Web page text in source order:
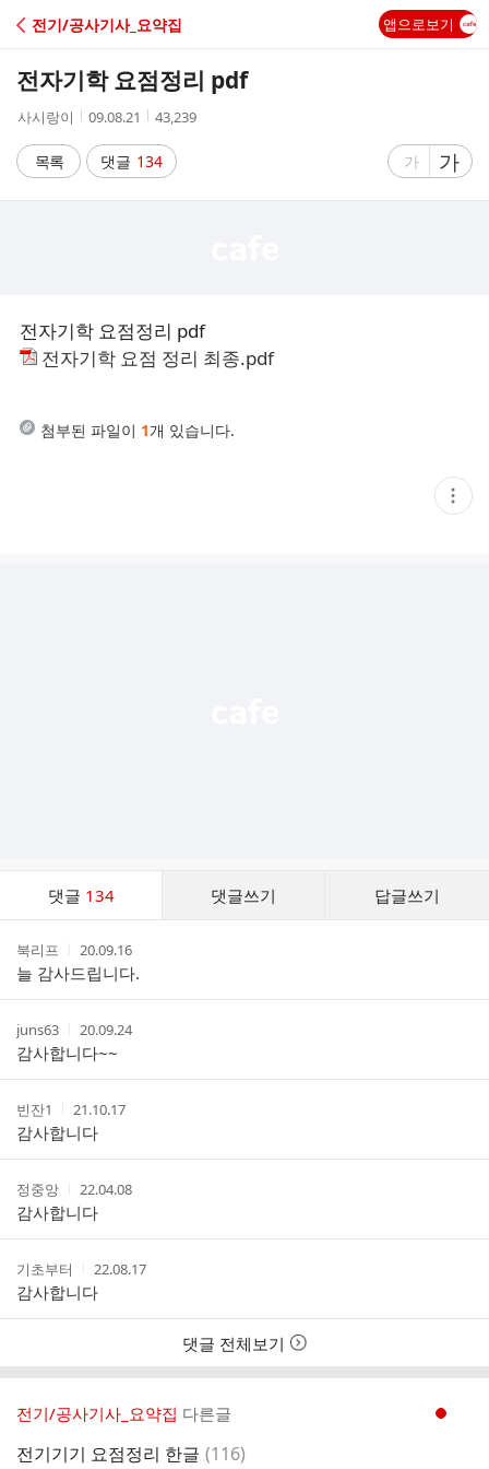
C
A
전기/공사기사_요약집 앱으로보기
전자기학 요점정리 pdf
작
자
사시랑이
작
시
간
09.08.21
조
수
43,239
목록 댓글 134
글
가
글
자
가
전자기학 요점정리 pdf
전자기학 요점 정리 최종.pdf
첨부된 파일이 1개 있습니다.
현
재
댓글 134 댓글쓰기 답글쓰기
스
작
성
자
북리프
작
성
시
간
20.09.16
늘 감사드립니다.
작
성
자
juns63
작
성
시
간
20.09.24
감사합니다~~
작
성
자
빈잔1
작
성
시
간
21.10.17
감사합니다
작
성
자
정중앙
작
성
시
간
22.04.08
감사합니다
작
성
자
기초부터
작
성
시
간
22.08.17
감사합니다
댓글 전체보기
전기/공사기사_요약집 다른글
전기기기 요점정리 한글 댓
(116)